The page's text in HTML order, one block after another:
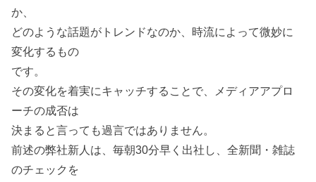
か、
どのような話題がトレンドなのか、時流によって微妙に
変化するもの
です。
その変化を着実にキャッチすることで、メディアアプロ
ーチの成否は
決まると言っても過言ではありません。
前述の弊社新人は、毎朝30分早く出社し、全新聞・雑誌
のチェックを